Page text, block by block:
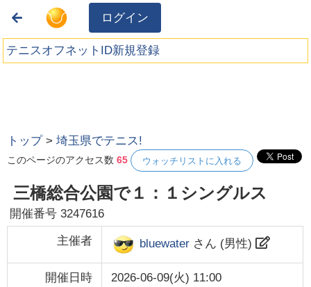
ログイン
テニスオフネットID新規登録
トップ >埼玉県でテニス!
このページのアクセス数65 ウォッチリストに入れる
三橋総合公園で１：１シングルス
開催番号3247616
主催者 bluewaterさん (男性)
開催日時
2026-06-09(火) 11:00